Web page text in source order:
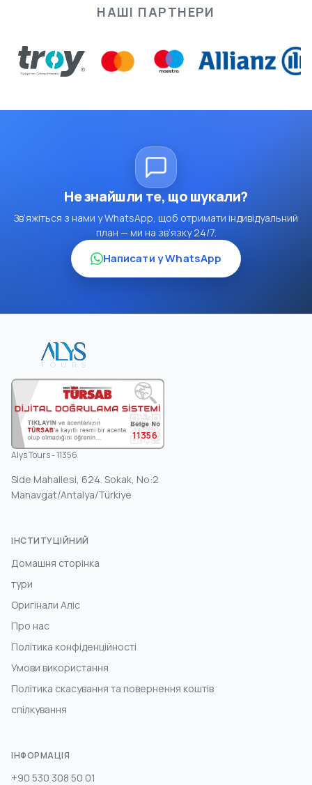
НАШІ ПАРТНЕРИ
Не знайшли те, що шукали?
Зв’яжіться з нами у WhatsApp, щоб отримати індивідуальний
план — ми на зв’язку 24/7.
Написати у WhatsApp
11356
Alys Tours - 11356
Side Mahallesi, 624. Sokak, No:2
Manavgat/Antalya/Türkiye
ІНСТИТУЦІЙНИЙ
Домашня сторінка
тури
Оригінали Аліс
Про нас
Політика конфіденційності
Умови використання
Політика скасування та повернення коштів
спілкування
ІНФОРМАЦІЯ
+90 530 308 50 01